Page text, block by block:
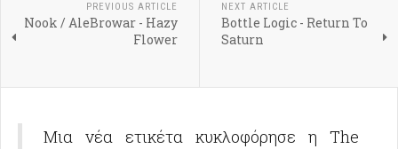
PREVIOUS ARTICLE
Nook / AleBrowar - Hazy
Flower
NEXT ARTICLE
Bottle Logic - Return To
Saturn
Μια νέα ετικέτα κυκλοφόρησε η The